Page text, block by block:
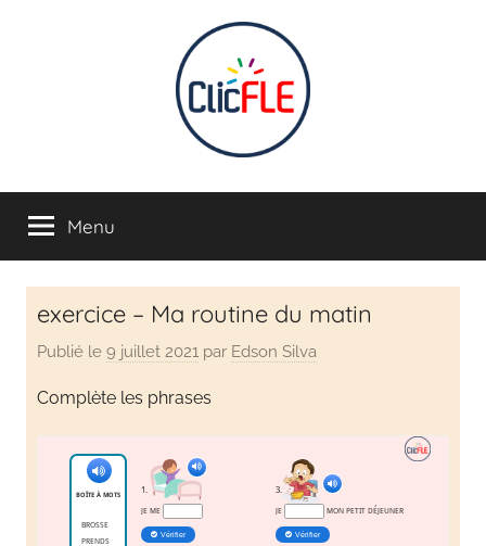
CLIC
FLE
INTERACTIF
Apprendre
français
s'amusantMenu
exercice – Ma routine du matin
Publié le 9 juillet 2021 par Edson Silva
Complète les phrases